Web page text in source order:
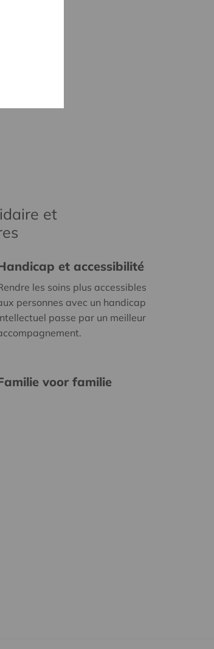
et
et accessibilité
les soins plus accessibles
personnes avec un handicap
passe par un meilleur
voor familie